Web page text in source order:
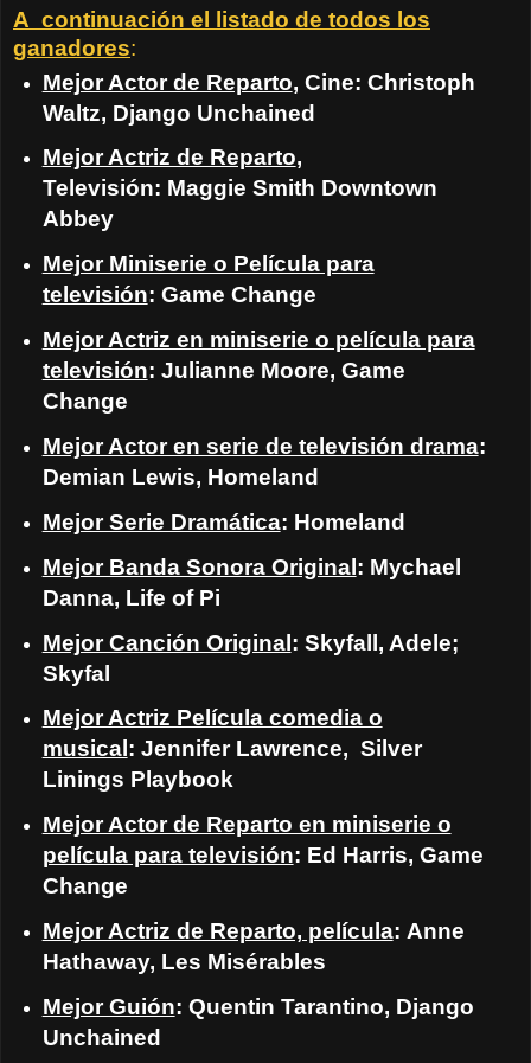
A continuación el listado de todos los
ganadores:
Mejor Actor de Reparto, Cine: Christoph
Waltz, Django Unchained
Mejor Actriz de Reparto,
Televisión: Maggie Smith Downtown
Abbey
Mejor Miniserie o Película para
televisión: Game Change
Mejor Actriz en miniserie o película para
televisión: Julianne Moore, Game
Change
Mejor Actor en serie de televisión drama:
Demian Lewis, Homeland
Mejor Serie Dramática: Homeland
Mejor Banda Sonora Original: Mychael
Danna, Life of Pi
Mejor Canción Original: Skyfall, Adele;
Skyfal
Mejor Actriz Película comedia o
musical : Jennifer Lawrence, Silver
Linings Playbook
Mejor Actor de Reparto en miniserie o
película para televisión: Ed Harris, Game
Change
Mejor Actriz de Reparto, película: Anne
Hathaway, Les Misérables
Mejor Guión: Quentin Tarantino, Django
Unchained